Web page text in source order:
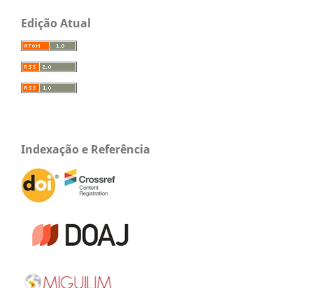
Edição Atual
Indexação e Referência